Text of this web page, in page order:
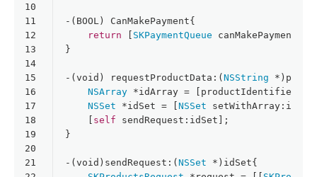
10
11
12
13
14
15
16
17
18
19
20
21
-( BOOL ) CanMakePayment{
return [ SKPaymentQueue canMakePayments];
}
-(void ) requestProductData:(NSString
NSArray *idArray = [productIdentifiers
NSSet *idSet = [NSSet
    [
self sendRequest:idSet];
}
-(void )sendRequest:(NSSet *)idSet{